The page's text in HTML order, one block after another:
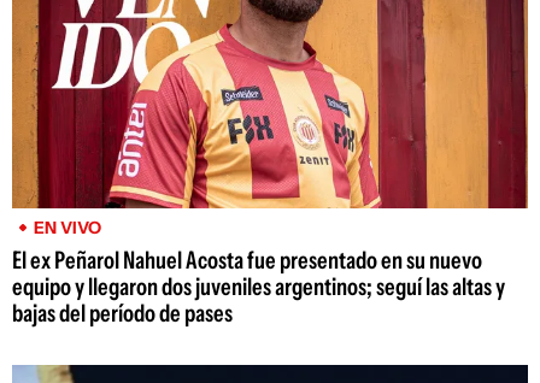
EN VIVO
El ex Peñarol Nahuel Acosta fue presentado en su nuevo
equipo y llegaron dos juveniles argentinos; seguí las altas y
bajas del período de pases